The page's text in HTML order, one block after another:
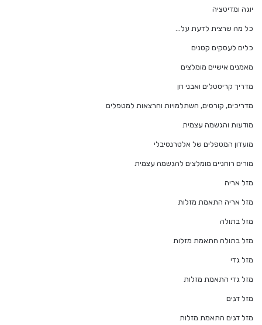
יוגה ומדיטציה
כל מה שרצית לדעת על…
כלים לעסקים קטנים
מאמנים אישיים מומלצים
מדריך קריסטלים ואבני חן
מדריכים, קורסים, השתלמויות והרצאות למטפלים
מודעות והגשמה עצמית
מועדון המטפלים של אלטרנטיבלי
מורים רוחניים מומלצים להגשמה עצמית
מזל אריה
מזל אריה התאמת מזלות
מזל בתולה
מזל בתולה התאמת מזלות
מזל גדי
מזל גדי התאמת מזלות
מזל דגים
מזל דגים התאמת מזלות